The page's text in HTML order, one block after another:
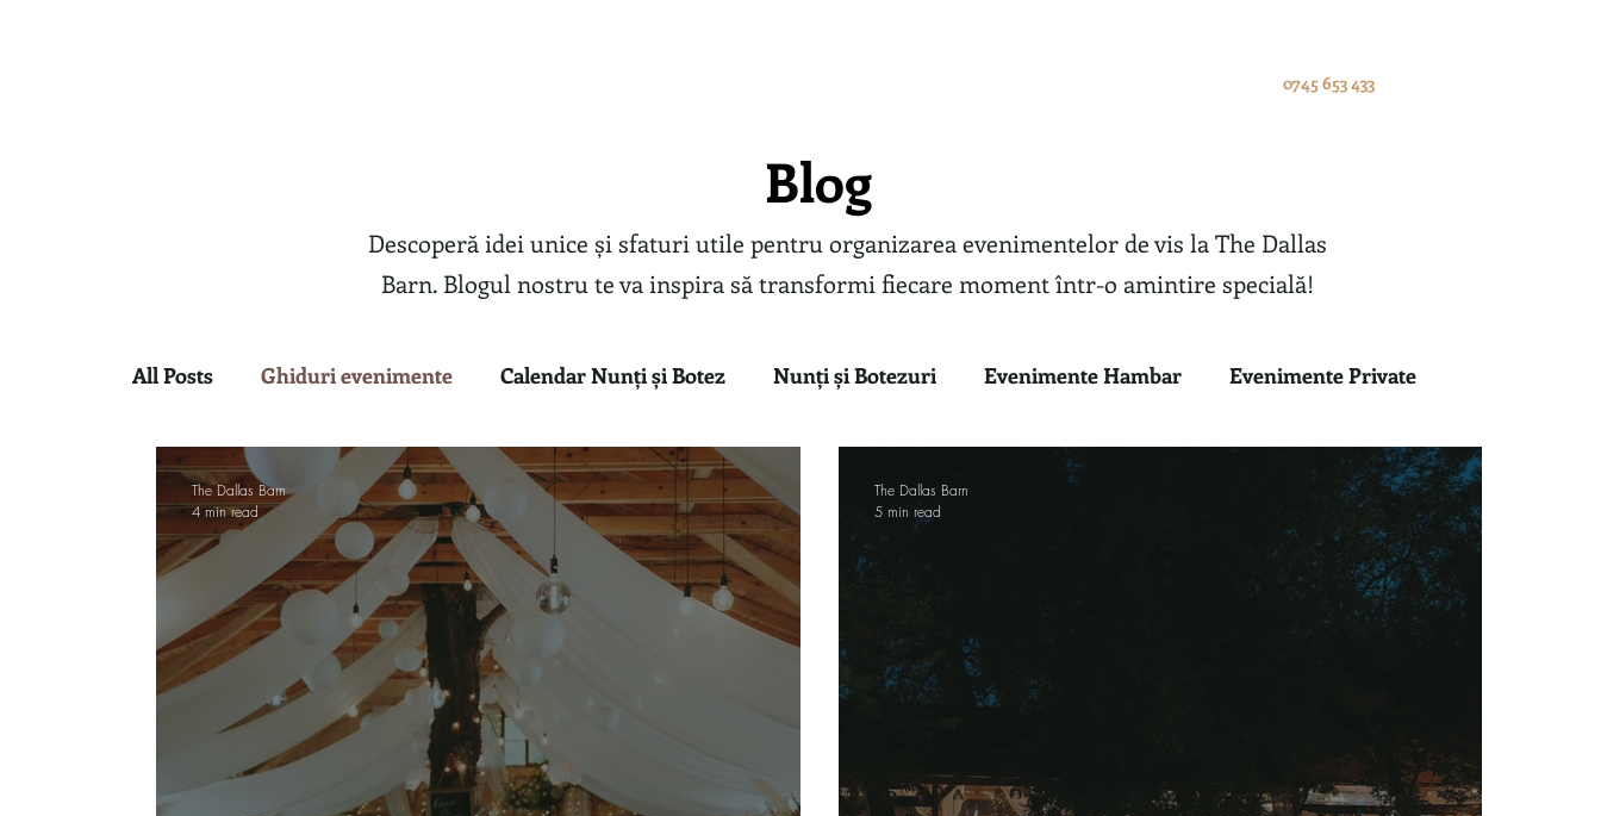
0745 653 433
Blog
Descoperă idei unice și sfaturi utile pentru organizarea evenimentelor de vis la The Dallas
Barn. Blogul nostru te va inspira să transformi fiecare moment într-o amintire specială!
All Posts Ghiduri evenimente Calendar Nunți și Botez Nunți și Botezuri Evenimente Hambar Evenimente Private
Evenimente Corporate Evenimente Ponton
The Dallas Barn
4 min read
The Dallas Barn
5 min read